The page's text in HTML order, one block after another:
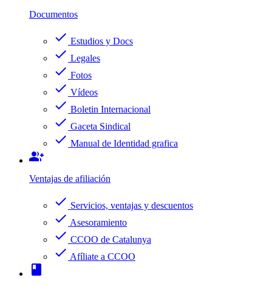
Documentos
check Estudios y Docs
check Legales
check Fotos
check Vídeos
check Boletin Internacional
check Gaceta Sindical
check Manual de Identidad grafica
group_add
Ventajas de afiliación
check Servicios, ventajas y descuentos
check Asesoramiento
check CCOO de Catalunya
check Afíliate a CCOO
book